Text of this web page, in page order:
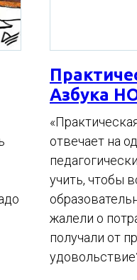
Азбука
отвечает на
учить, чтобы
жалели о
получали от